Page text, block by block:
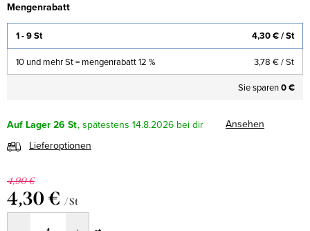
Mengenrabatt
1 - 9 St 4,30 €/ St
10 und mehr St = mengenrabatt 12 % 3,78 €/ St
Sie sparen0 €
Auf Lager 26 St 14.8.2026
Ansehen
Lieferoptionen
4,90 €
4,30 € / St